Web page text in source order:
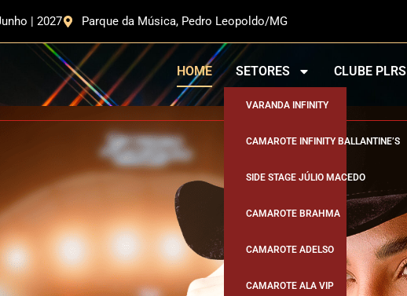
| 2027 Parque da Música, Pedro Leopoldo/MG
HOME SETORES
VARANDA INFINITY
CAMAROTE INFINITY BALLANTINE’S
SIDE STAGE JÚLIO MACEDO
CAMAROTE BRAHMA
CAMAROTE ADELSO
CAMAROTE ALA VIP
CLUBE PLRS